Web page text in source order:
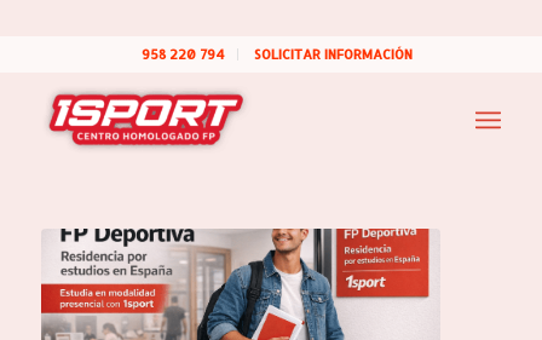
958 220 794 SOLICITAR INFORMACIÓN